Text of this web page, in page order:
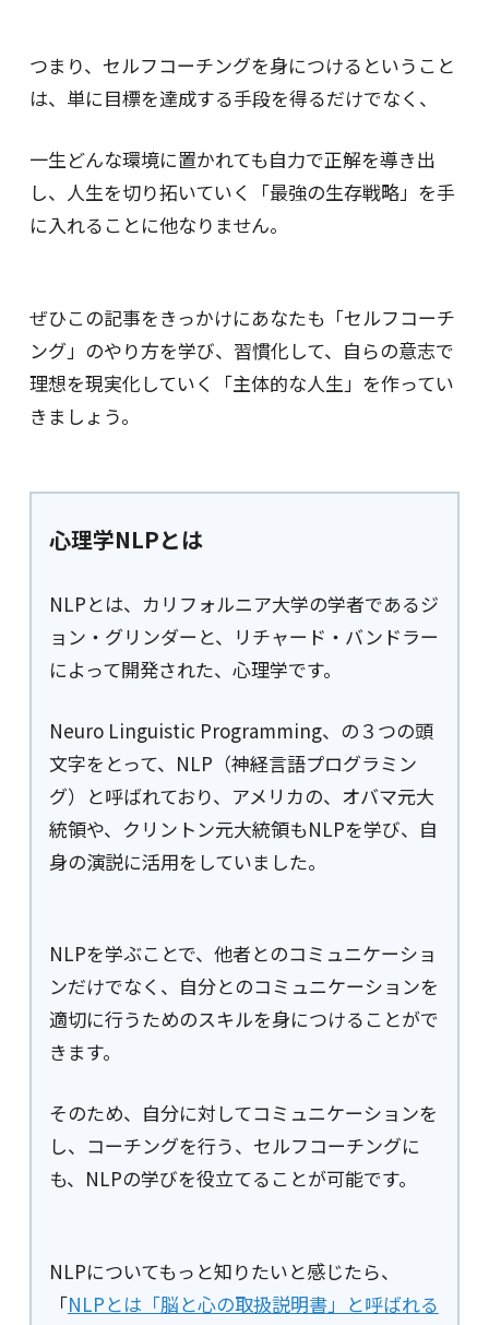
つまり、セルフコーチングを身につけるということ
は、単に目標を達成する手段を得るだけでなく、
一生どんな環境に置かれても自力で正解を導き出
し、人生を切り拓いていく「最強の生存戦略」を手
に入れることに他なりません。
ぜひこの記事をきっかけにあなたも「セルフコーチ
ング」のやり方を学び、習慣化して、自らの意志で
理想を現実化していく「主体的な人生」を作ってい
きましょう。
心理学NLPとは
NLPとは、カリフォルニア大学の学者であるジ
ョン・グリンダーと、リチャード・バンドラー
によって開発された、心理学です。
Neuro Linguistic Programming、の３つの頭
文字をとって、NLP（神経言語プログラミン
グ）と呼ばれており、アメリカの、オバマ元大
統領や、クリントン元大統領もNLPを学び、自
身の演説に活用をしていました。
NLPを学ぶことで、他者とのコミュニケーショ
ンだけでなく、自分とのコミュニケーションを
適切に行うためのスキルを身につけることがで
きます。
そのため、自分に対してコミュニケーションを
し、コーチングを行う、セルフコーチングに
も、NLPの学びを役立てることが可能です。
NLPについてもっと知りたいと感じたら、
「NLPとは「脳と心の取扱説明書」と呼ばれる